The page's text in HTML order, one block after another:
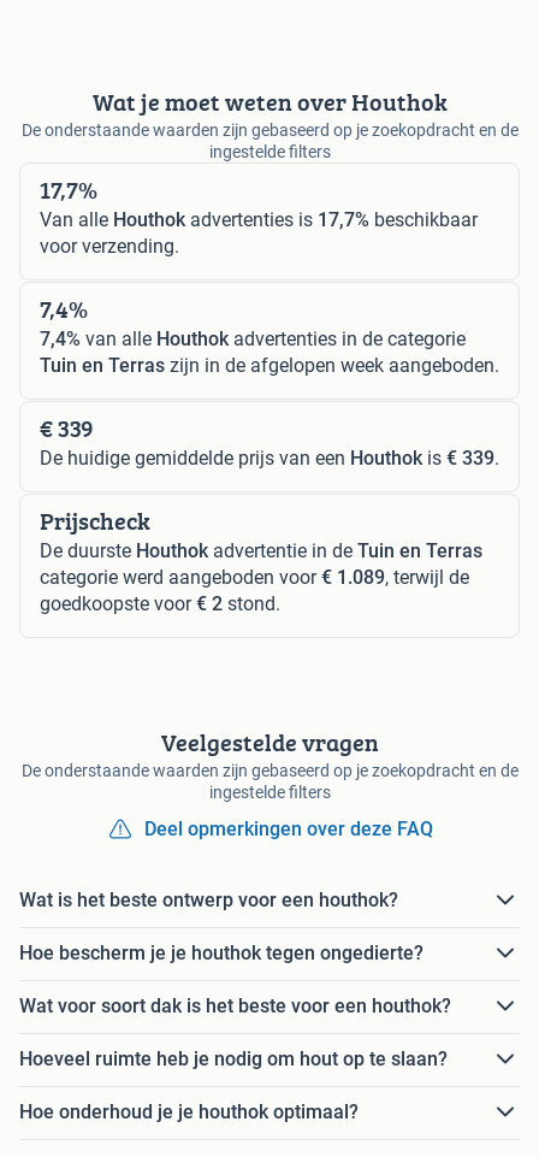
Wat je moet weten over Houthok
De onderstaande waarden zijn gebaseerd op je zoekopdracht en de
ingestelde filters
17,7%
Van alle Houthokadvertenties is 17,7% beschikbaar
voor verzending.
7,4%
7,4% van alle Houthokadvertenties in de categorie
Tuin en Terras zijn in de afgelopen week aangeboden.
€ 339
De huidige gemiddelde prijs van een Houthokis € 339.
Prijscheck
De duurste Houthokadvertentie in de Tuin en Terras
categorie werd aangeboden voor€ 1.089, terwijl de
goedkoopste voor€ 2 stond.
Veelgestelde vragen
De onderstaande waarden zijn gebaseerd op je zoekopdracht en de
ingestelde filters
Deel opmerkingen over deze FAQ
Wat is het beste ontwerp voor een houthok?
Hoe bescherm je je houthok tegen ongedierte?
Wat voor soort dak is het beste voor een houthok?
Hoeveel ruimte heb je nodig om hout op te slaan?
Hoe onderhoud je je houthok optimaal?